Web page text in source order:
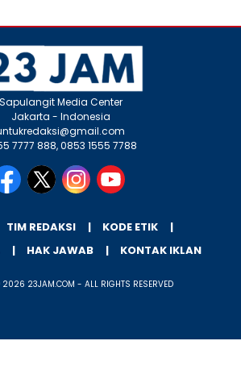
Sapulangit Media Center
Jakarta - Indonesia
7777 888, 0853 1555 7788
TIM REDAKSI
KODE ETIK
HAK JAWAB KONTAK IKLAN
2026 23JAM.COM - ALL RIGHTS RESERVED